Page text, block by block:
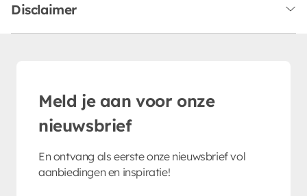
Disclaimer
Meld je aan voor onze
nieuwsbrief
En ontvang als eerste onze nieuwsbrief vol
aanbiedingen en inspiratie!